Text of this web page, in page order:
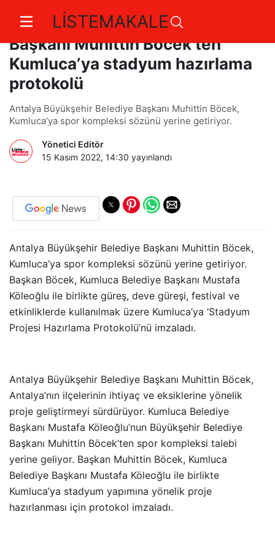
LİSTEMAKALE
Antalya Büyükşehir Belediye
Başkanı Muhittin Böcek’ten
Kumluca’ya stadyum hazırlama
protokolü
Antalya Büyükşehir Belediye Başkanı Muhittin Böcek,
Kumluca’ya spor kompleksi sözünü yerine getiriyor.
Yönetici Editör
15 Kasım 2022, 14:30 yayınlandı
Antalya Büyükşehir Belediye Başkanı Muhittin Böcek,
Kumluca’ya spor kompleksi sözünü yerine getiriyor.
Başkan Böcek, Kumluca Belediye Başkanı Mustafa
Köleoğlu ile birlikte güreş, deve güreşi, festival ve
etkinliklerde kullanılmak üzere Kumluca’ya ‘Stadyum
Projesi Hazırlama Protokolü’nü imzaladı.
Antalya Büyükşehir Belediye Başkanı Muhittin Böcek,
Antalya’nın ilçelerinin ihtiyaç ve eksiklerine yönelik
proje geliştirmeyi sürdürüyor. Kumluca Belediye
Başkanı Mustafa Köleoğlu’nun Büyükşehir Belediye
Başkanı Muhittin Böcek’ten spor kompleksi talebi
yerine geliyor. Başkan Muhittin Böcek, Kumluca
Belediye Başkanı Mustafa Köleoğlu ile birlikte
Kumluca’ya stadyum yapımına yönelik proje
hazırlanması için protokol imzaladı.